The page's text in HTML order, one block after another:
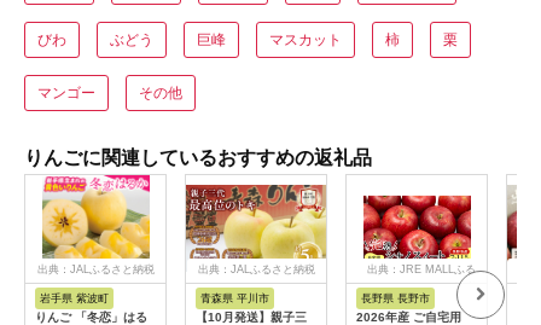
びわ ぶどう 巨峰 マスカット 柿 栗
マンゴー その他
りんごに関連しているおすすめの返礼品
出典：JALふるさと納税
岩手県 紫波町
りんご 「冬恋」はる
出典：JALふるさと納税
青森県 平川市
【10月発送】親子三
出典：JRE MALLふる
さと納税
長野県 長野市
2026年産 ご自宅用